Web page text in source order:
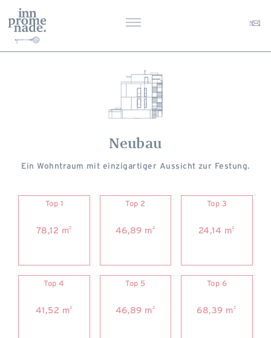
Neubau
Ein Wohntraum mit einzigartiger Aussicht zur Festung.
Top 1
78,12 m2
Top 2
46,89 m2
Top 3
24,14 m2
Top 4
41,52 m2
Top 5
46,89 m2
Top 6
68,39 m2